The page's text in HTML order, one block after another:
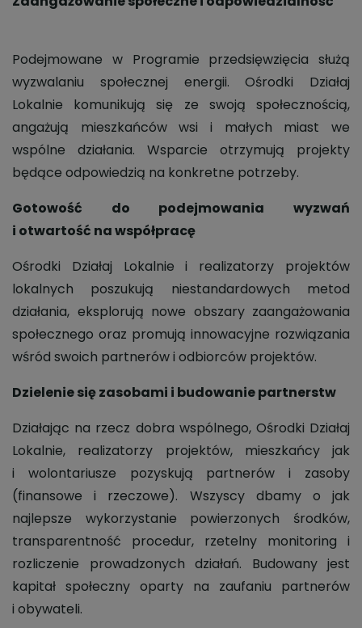
Podejmowane w Programie przedsięwzięcia służą
wyzwalaniu społecznej energii. Ośrodki Działaj
Lokalnie komunikują się ze swoją społecznością,
angażują mieszkańców wsi i małych miast we
wspólne działania. Wsparcie otrzymują projekty
będące odpowiedzią na konkretne potrzeby.
Gotowość do podejmowania wyzwań
i otwartość na współpracę
Ośrodki Działaj Lokalnie i realizatorzy projektów
lokalnych poszukują niestandardowych metod
działania, eksplorują nowe obszary zaangażowania
społecznego oraz promują innowacyjne rozwiązania
wśród swoich partnerów i odbiorców projektów.
Dzielenie się zasobami i budowanie partnerstw
Działając na rzecz dobra wspólnego, Ośrodki Działaj
Lokalnie, realizatorzy projektów, mieszkańcy jak
i wolontariusze pozyskują partnerów i zasoby
(finansowe i rzeczowe). Wszyscy dbamy o jak
najlepsze wykorzystanie powierzonych środków,
transparentność procedur, rzetelny monitoring i
rozliczenie prowadzonych działań. Budowany jest
kapitał społeczny oparty na zaufaniu partnerów
i obywateli.